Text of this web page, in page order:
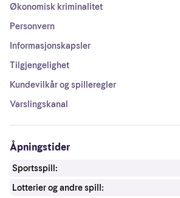
Økonomisk kriminalitet
Personvern
Informasjonskapsler
Tilgjengelighet
Kundevilkår og spilleregler
Varslingskanal
Åpningstider
Sportsspill:
Lotterier og andre spill: